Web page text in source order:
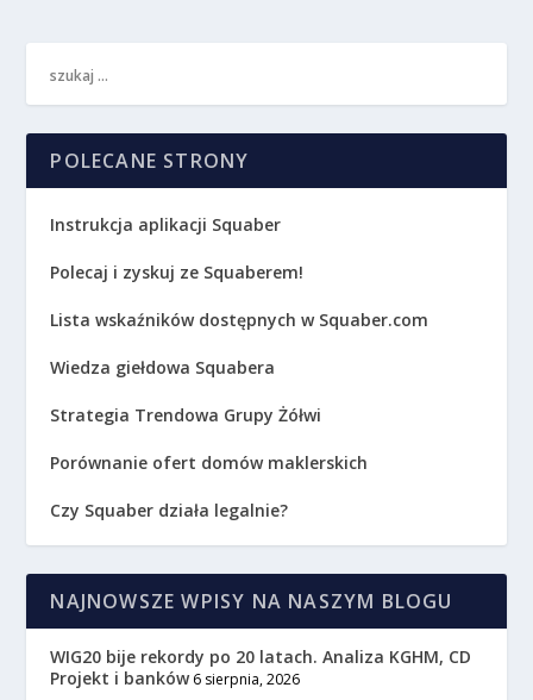
POLECANE STRONY
Instrukcja aplikacji Squaber
Polecaj i zyskuj ze Squaberem!
Lista wskaźników dostępnych w Squaber.com
Wiedza giełdowa Squabera
Strategia Trendowa Grupy Żółwi
Porównanie ofert domów maklerskich
Czy Squaber działa legalnie?
NAJNOWSZE WPISY NA NASZYM BLOGU
WIG20 bije rekordy po 20 latach. Analiza KGHM, CD
Projekt i banków 6 sierpnia, 2026